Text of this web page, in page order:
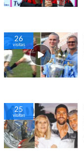
26
visitas
25
visitas